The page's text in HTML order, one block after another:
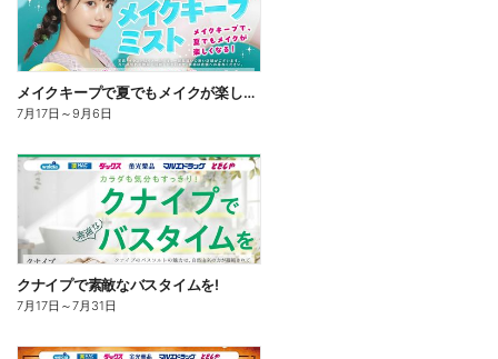
メイクキープで夏でもメイクが楽しくなる!
7月17日 ～9月6日
クナイプで素敵なバスタイムを!
7月17日 ～7月31日